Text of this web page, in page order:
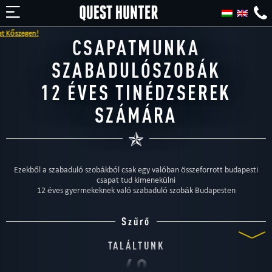
CSAPATMUNKA
SZABADULÓSZOBÁK
12 ÉVES TINÉDZSEREK
SZÁMÁRA
Ezekből a szabaduló szobákból csak egy valóban összeforrott budapesti
csapat tud kimenekülni
12 éves gyermekeknek való szabaduló szobák Budapesten
Szűrő
TALÁLTUNK